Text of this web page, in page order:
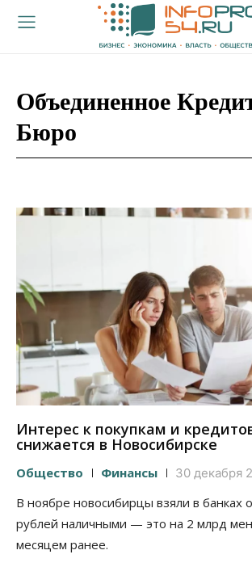
Объединенное
Бюро
Интерес к покупкам и
снижается в Новосибирске
Общество Финансы 30 декабря
В ноябре новосибирцы взяли в банках
рублей наличными — это на 2 млрд
месяцем ранее.